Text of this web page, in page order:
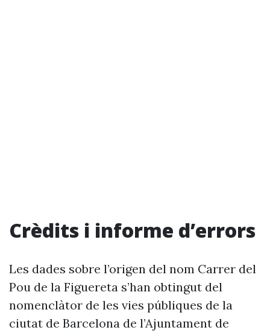
Crèdits i informe d’errors
Les dades sobre l’origen del nom Carrer del
Pou de la Figuereta s’han obtingut del
nomenclàtor de les vies públiques de la
ciutat de Barcelona de l’Ajuntament de